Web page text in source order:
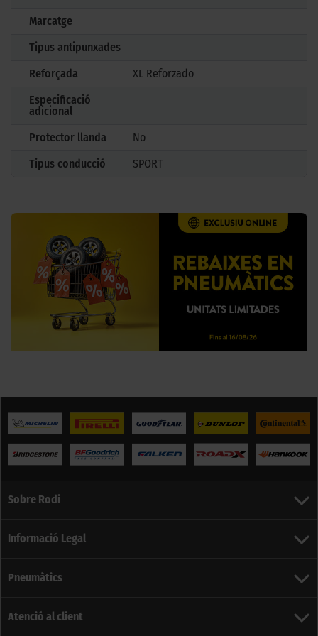
Marcatge
Tipus antipunxades
Reforçada
XL Reforzado
Especificació
adicional
Protector llanda
No
Tipus conducció
SPORT
Sobre Rodi
Informació Legal
Pneumàtics
Atenció al client